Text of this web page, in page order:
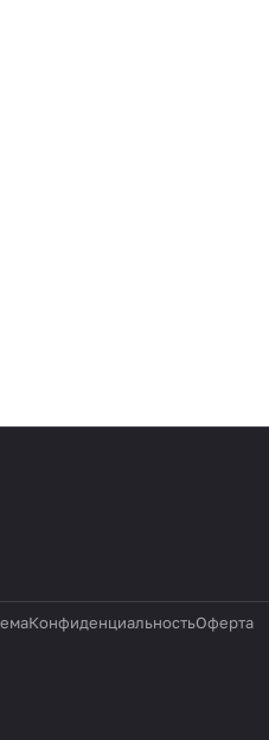
КонфиденциальностьОферта